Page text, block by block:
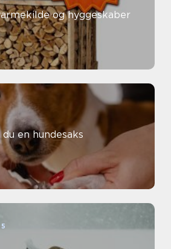
og hyggeskaber
en hundesaks